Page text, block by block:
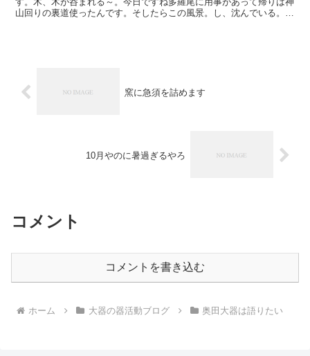
山回りの裏道使ったんです。そしたらこの風景。し、沈んでいる。神
窯に急須を詰めます
10月やのに暑過ぎるやろ
コメント
コメントを書き込む
ホーム 大器の器活動ブログ 奥田大器は語りたい